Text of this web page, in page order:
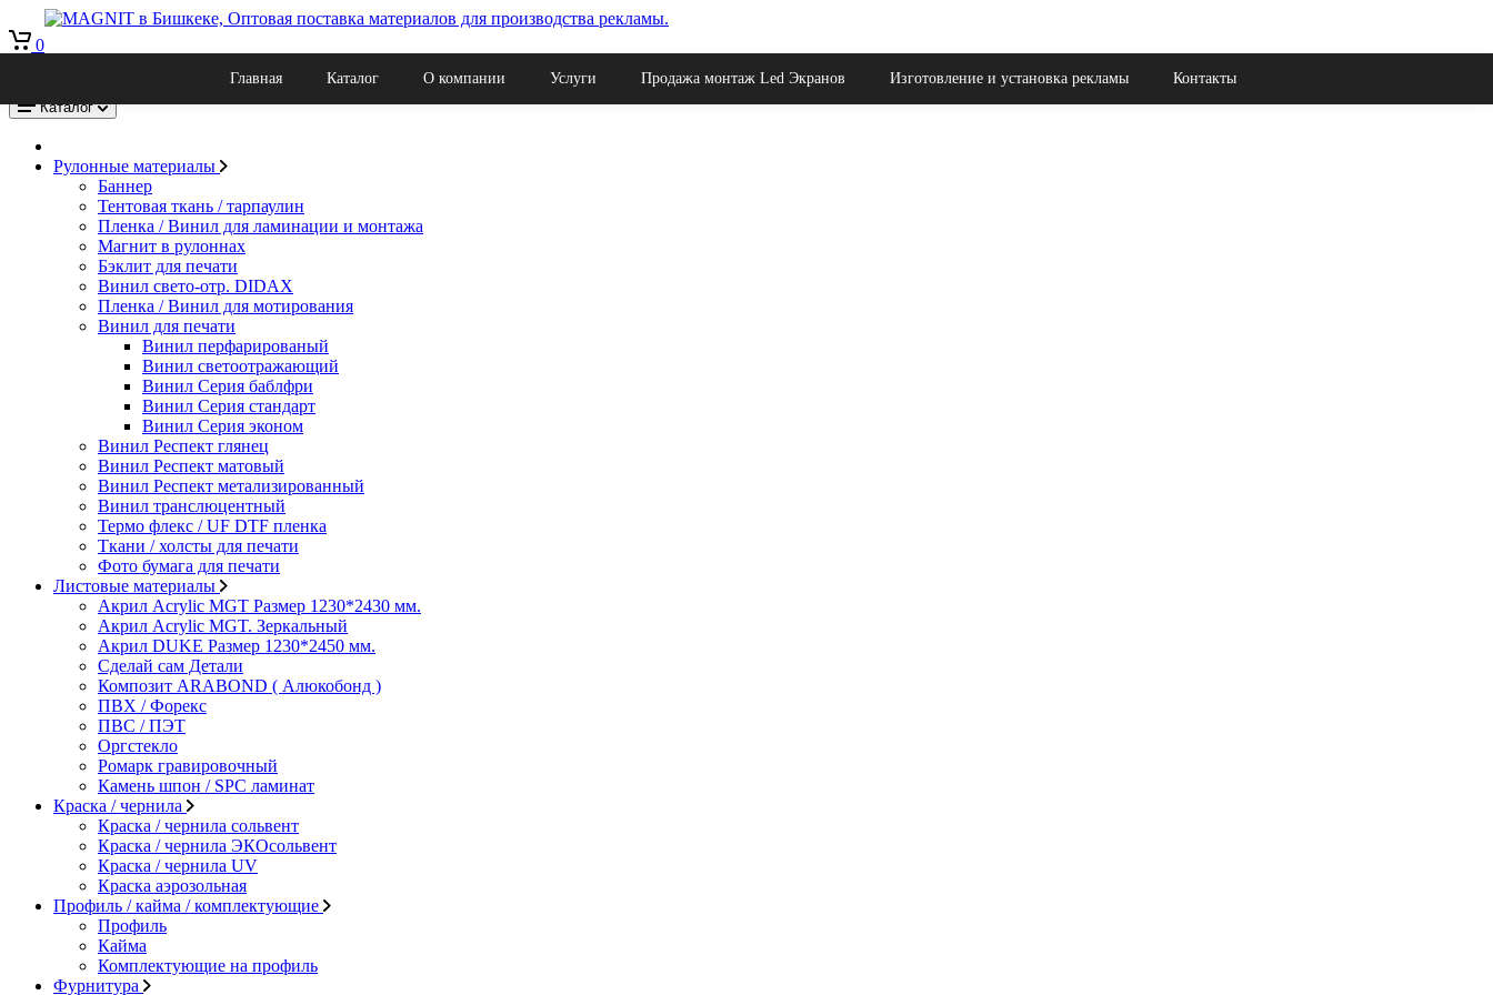
Главная Каталог О компании Услуги Продажа монтаж Led Экранов Изготовление и установка рекламы Контакты
0
Кыргызстан, г. Бишкек, Ул. Льва Толстого 22к
Каталог
Рулонные материалы
Баннер
Тентовая ткань / тарпаулин
Пленка / Винил для ламинации и монтажа
Магнит в рулоннах
Бэклит для печати
Винил свето-отр. DIDAX
Пленка / Винил для мотирования
Винил для печати
Винил перфарированый
Винил светоотражающий
Винил Серия баблфри
Винил Серия стандарт
Винил Серия эконом
Винил Респект глянец
Винил Респект матовый
Винил Респект метализированный
Винил транслюцентный
Термо флекс / UF DTF пленка
Ткани / холсты для печати
Фото бумага для печати
Листовые материалы
Акрил Acrylic MGT Размер 1230*2430 мм.
Акрил Acrylic MGT. Зеркальный
Акрил DUKE Размер 1230*2450 мм.
Сделай сам Детали
Композит ARABOND ( Алюкобонд )
ПВХ / Форекс
ПВС / ПЭТ
Оргстекло
Ромарк гравировочный
Камень шпон / SPC ламинат
Краска / чернила
Краска / чернила сольвент
Краска / чернила ЭКОсольвент
Краска / чернила UV
Краска аэрозольная
Профиль / кайма / комплектующие
Профиль
Кайма
Комплектующие на профиль
Фурнитура